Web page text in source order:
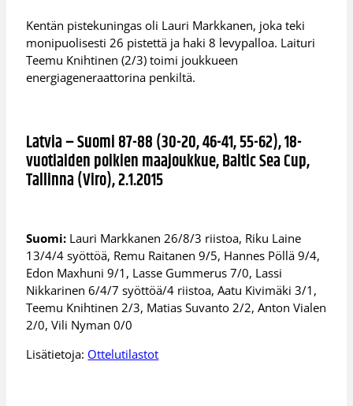
Kentän pistekuningas oli Lauri Markkanen, joka teki
monipuolisesti 26 pistettä ja haki 8 levypalloa. Laituri
Teemu Knihtinen (2/3) toimi joukkueen
energiageneraattorina penkiltä.
Latvia – Suomi 87-88 (30-20, 46-41, 55-62), 18-
vuotiaiden poikien maajoukkue, Baltic Sea Cup,
Tallinna (Viro), 2.1.2015
Suomi: Lauri Markkanen 26/8/3 riistoa, Riku Laine
13/4/4 syöttöä, Remu Raitanen 9/5, Hannes Pöllä 9/4,
Edon Maxhuni 9/1, Lasse Gummerus 7/0, Lassi
Nikkarinen 6/4/7 syöttöä/4 riistoa, Aatu Kivimäki 3/1,
Teemu Knihtinen 2/3, Matias Suvanto 2/2, Anton Vialen
2/0, Vili Nyman 0/0
Lisätietoja: Ottelutilastot